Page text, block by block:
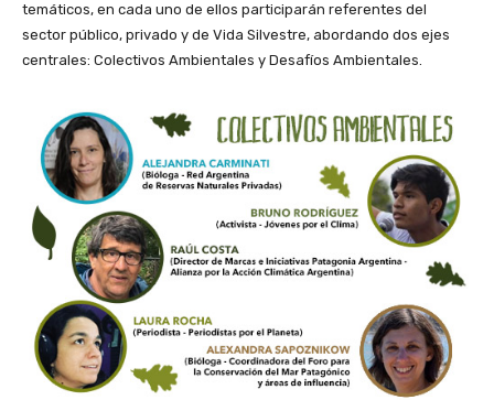
temáticos, en cada uno de ellos participarán referentes del
sector público, privado y de Vida Silvestre, abordando dos ejes
centrales: Colectivos Ambientales y Desafíos Ambientales.